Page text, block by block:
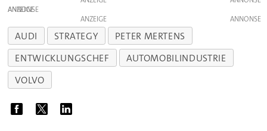
ANZEIGE
ANZEIGE
AUDI STRATEGY
PETER MERTENS
ENTWICKLUNGSCHEF
AUTOMOBILINDUSTRIE
VOLVO